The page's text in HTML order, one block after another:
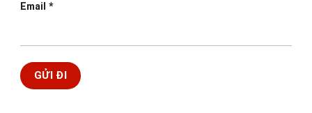
Email *